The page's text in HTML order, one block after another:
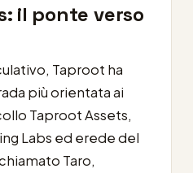
il ponte verso
Taproot ha
più orientata ai
Taproot Assets,
Labs ed erede del
Taro,